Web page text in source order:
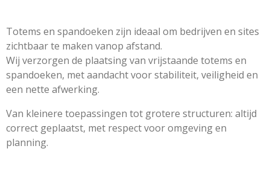
Totems en spandoeken zijn ideaal om bedrijven en sites
zichtbaar te maken vanop afstand.
Wij verzorgen de plaatsing van vrijstaande totems en
spandoeken, met aandacht voor stabiliteit, veiligheid en
een nette afwerking.
Van kleinere toepassingen tot grotere structuren: altijd
correct geplaatst, met respect voor omgeving en
planning.